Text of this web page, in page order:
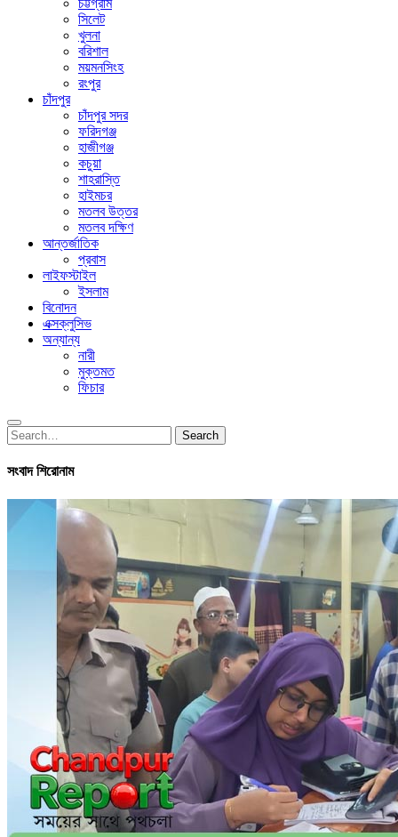
চট্টগ্রাম
সিলেট
খুলনা
বরিশাল
ময়মনসিংহ
রংপুর
চাঁদপুর
চাঁদপুর সদর
ফরিদগঞ্জ
হাজীগঞ্জ
কচুয়া
শাহরাস্তি
হাইমচর
মতলব উত্তর
মতলব দক্ষিণ
আন্তর্জাতিক
প্রবাস
লাইফস্টাইল
ইসলাম
বিনোদন
এক্সক্লুসিভ
অন্যান্য
নারী
মুক্তমত
ফিচার
Search
for:
Search
সংবাদ শিরোনাম